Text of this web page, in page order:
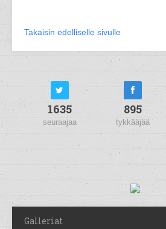
Takaisin edelliselle sivulle
1635
seuraajaa
895
tykkääjää
Galleriat